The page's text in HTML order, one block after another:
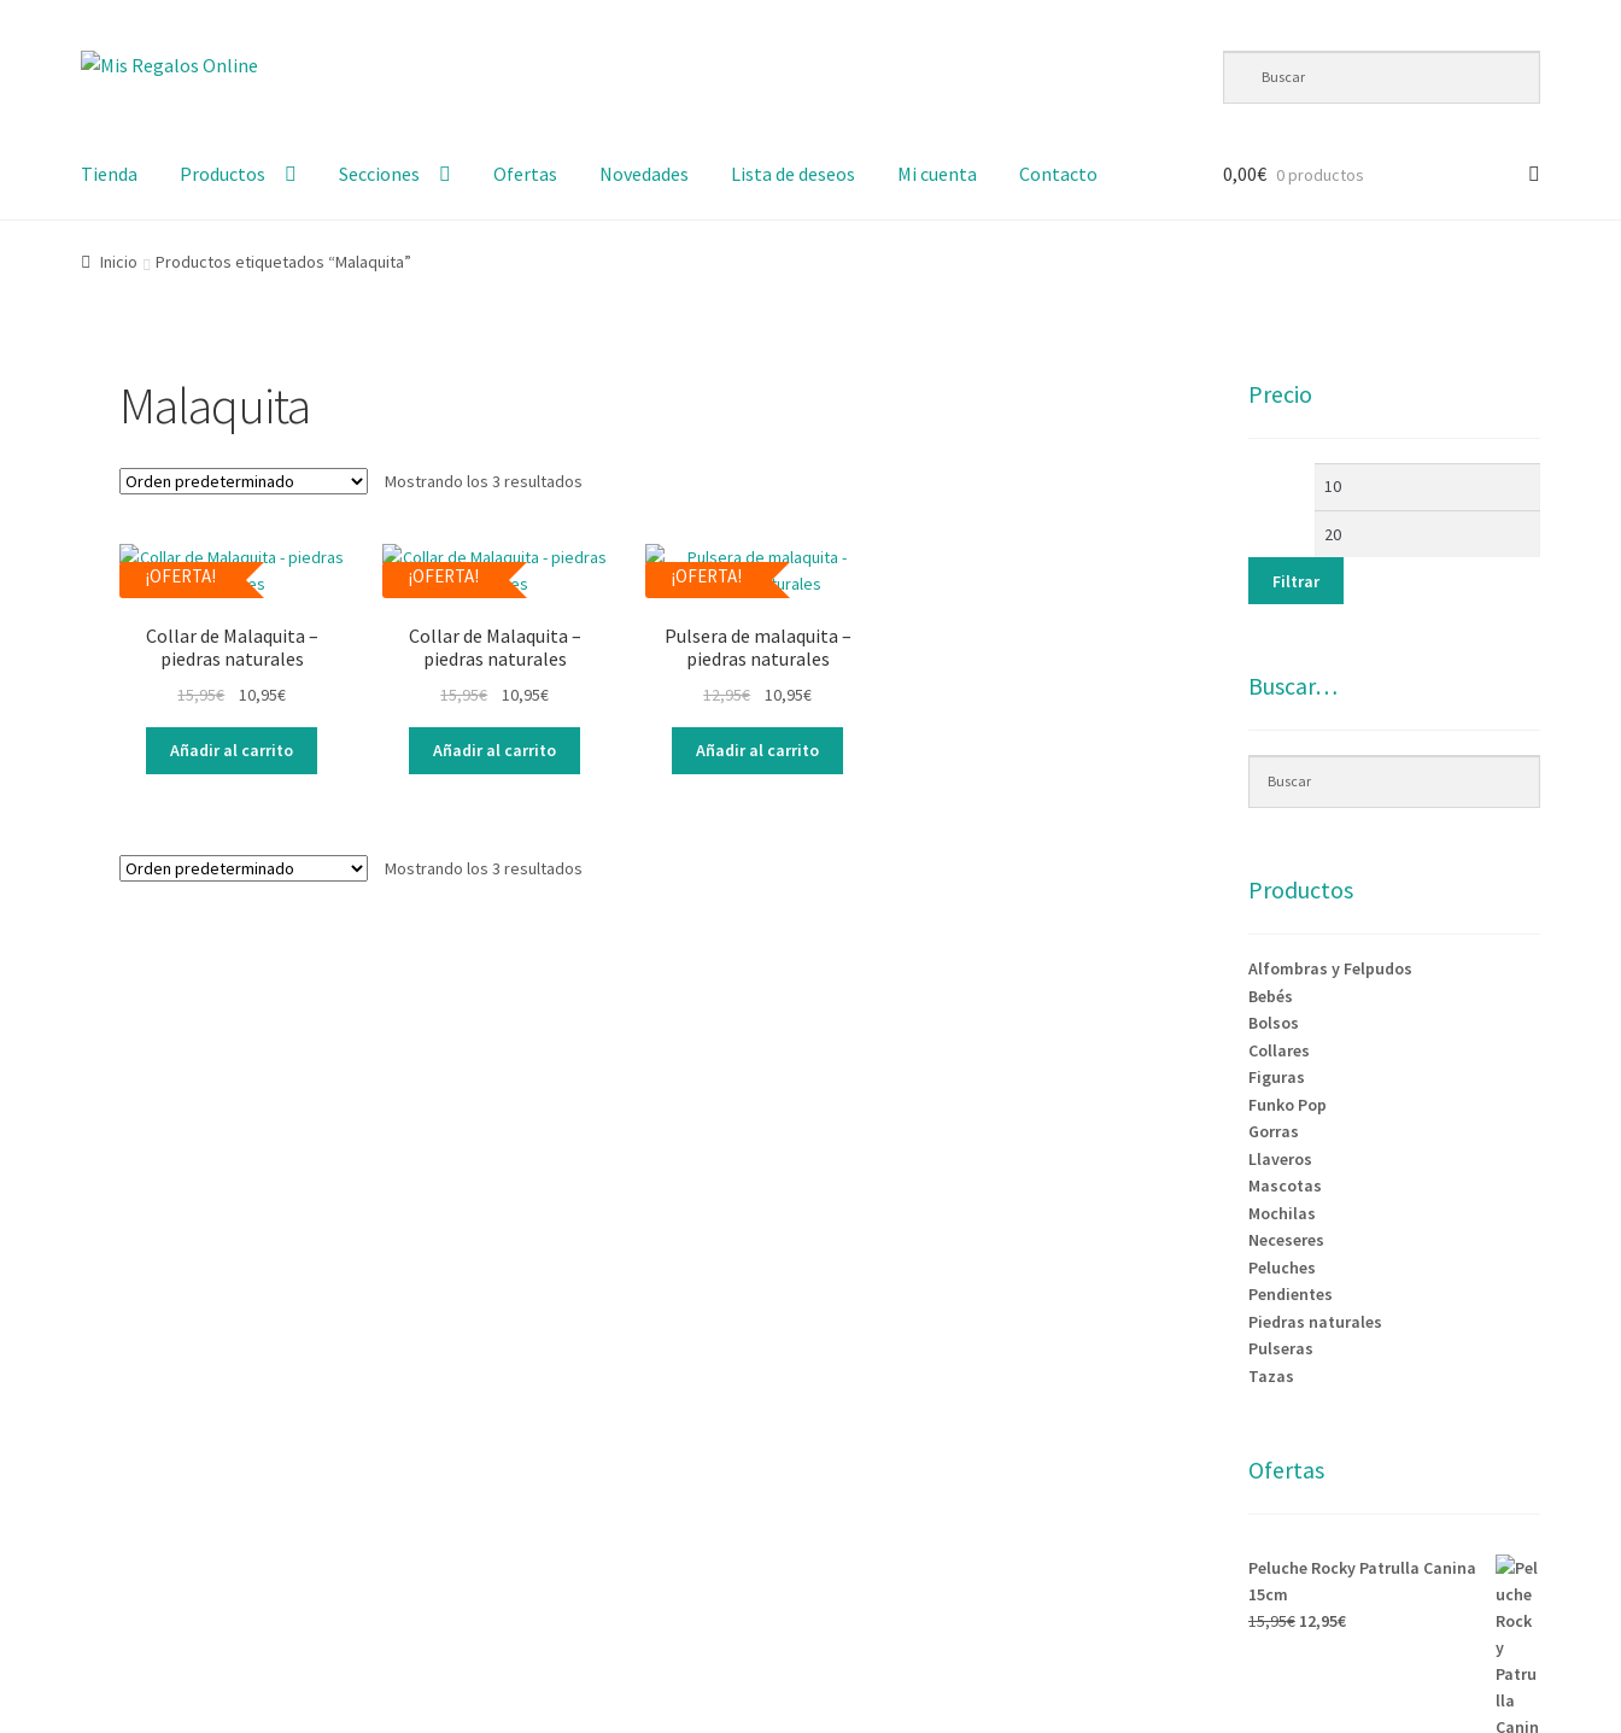
Tienda Productos Secciones Ofertas Novedades Lista de deseos Mi cuenta Contacto 0,00€ 0 productos
Inicio Productos etiquetados “Malaquita”
Malaquita
Mostrando los 3 resultados
¡OFERTA!
Collar de Malaquita –
piedras naturales
15,95€ 10,95€
Añadir al carrito
¡OFERTA!
Collar de Malaquita –
piedras naturales
15,95€ 10,95€
Añadir al carrito
¡OFERTA!
Pulsera de malaquita –
piedras naturales
12,95€ 10,95€
Añadir al carrito
Mostrando los 3 resultados
Precio
Filtrar
Buscar…
Productos
Alfombras y Felpudos
Bebés
Bolsos
Collares
Figuras
Funko Pop
Gorras
Llaveros
Mascotas
Mochilas
Neceseres
Peluches
Pendientes
Piedras naturales
Pulseras
Tazas
Ofertas
Peluche Rocky Patrulla Canina
15cm
15,95€ 12,95€